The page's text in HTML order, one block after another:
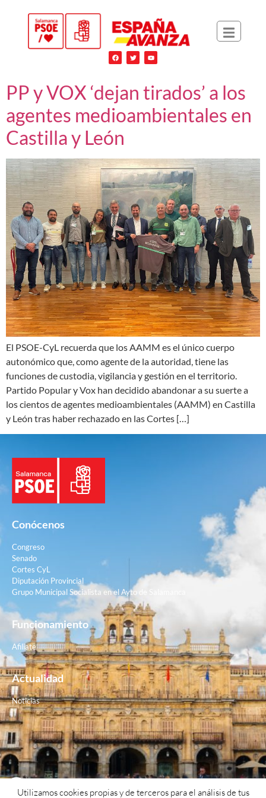
PP y VOX ‘dejan tirados’ a los
agentes medioambientales en
Castilla y León
El PSOE-CyL recuerda que los AAMM es el único cuerpo
autonómico que, como agente de la autoridad, tiene las
funciones de custodia, vigilancia y gestión en el territorio.
Partido Popular y Vox han decidido abandonar a su suerte a
los cientos de agentes medioambientales (AAMM) en Castilla
y León tras haber rechazado en las Cortes […]
Conócenos
Congreso
Senado
Cortes CyL
Diputación Provincial
Grupo Municipal Socialista en el Ayto de Salamanca
Funcionamiento
Afiliate
Actualidad
Noticias
Contacto
Utilizamos cookies propias y de terceros para el análisis de tus